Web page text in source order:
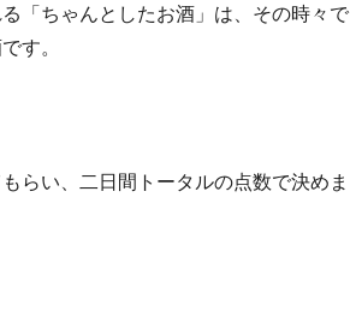
「ちゃんとしたお酒」は、その時々で
す。
らい、二日間トータルの点数で決めま